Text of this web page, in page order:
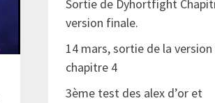
Sortie de Dyhortfight
version finale.
14 mars, sortie de la
chapitre 4
3ème test des alex d’or et